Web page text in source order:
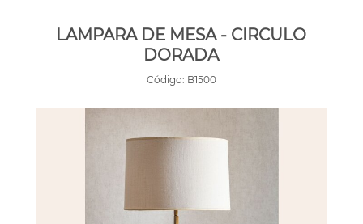
LAMPARA DE MESA - CIRCULO
DORADA
Código: B1500